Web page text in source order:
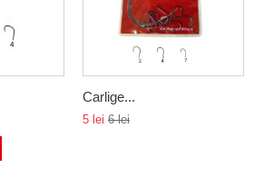
Carlige...
5 lei 6 lei